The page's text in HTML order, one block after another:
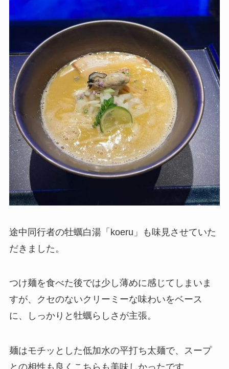
途中同行者の牡蠣白湯「koeru」も味見させていた
だきました。
つけ麺を食べた後では少し薄めに感じてしまいま
すが、クセのないクリーミーな味わいをベース
に、しっかりと牡蠣らしさが主張。
麺はモチッとした低加水の平打ち太麺で、スープ